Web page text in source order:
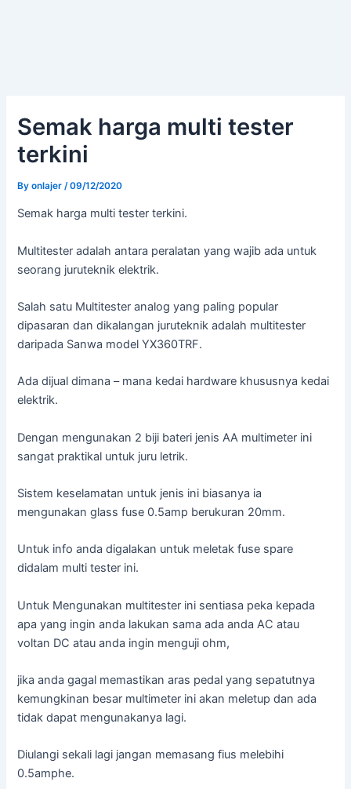
Semak harga multi tester
terkini
Byonlajer /09/12/2020
Semak harga multi tester terkini.
Multitester adalah antara peralatan yang wajib ada untuk
seorang juruteknik elektrik.
Salah satu Multitester analog yang paling popular
dipasaran dan dikalangan juruteknik adalah multitester
daripada Sanwa model YX360TRF.
Ada dijual dimana – mana kedai hardware khususnya kedai
elektrik.
Dengan mengunakan 2 biji bateri jenis AA multimeter ini
sangat praktikal untuk juru letrik.
Sistem keselamatan untuk jenis ini biasanya ia
mengunakan glass fuse 0.5amp berukuran 20mm.
Untuk info anda digalakan untuk meletak fuse spare
didalam multi tester ini.
Untuk Mengunakan multitester ini sentiasa peka kepada
apa yang ingin anda lakukan sama ada anda AC atau
voltan DC atau anda ingin menguji ohm,
jika anda gagal memastikan aras pedal yang sepatutnya
kemungkinan besar multimeter ini akan meletup dan ada
tidak dapat mengunakanya lagi.
Diulangi sekali lagi jangan memasang fius melebihi
0.5amphe.